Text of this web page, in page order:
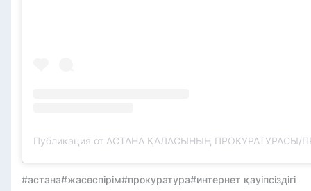
#астана#жасөспірім#прокуратура#интернет қауіпсіздігі